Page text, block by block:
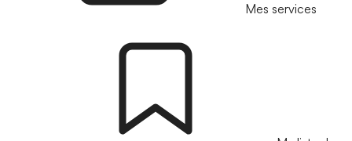
Mes services